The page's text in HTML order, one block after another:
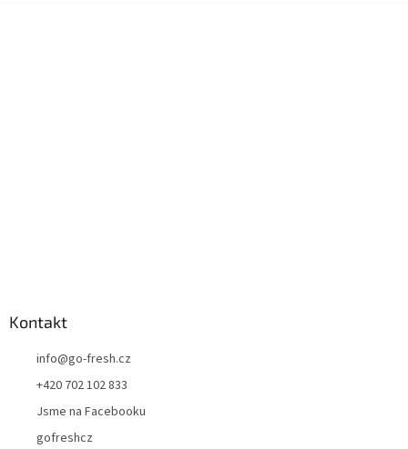
Kontakt
info@go-fresh.cz
+420 702 102 833
Jsme na Facebooku
gofreshcz